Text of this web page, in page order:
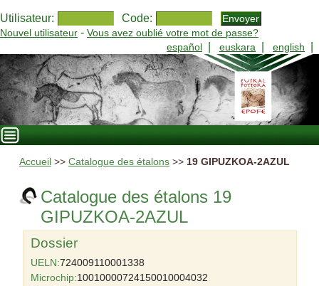
Utilisateur: Code:
Nouvel utilisateur - Vous avez oublié votre mot de passe?
español
euskara english
Accueil >> Catalogue des étalons>> 19 GIPUZKOA-2AZUL
Catalogue des étalons 19
GIPUZKOA-2AZUL
Dossier
UELN:724009110001338
Microchip:10010000724150010004032